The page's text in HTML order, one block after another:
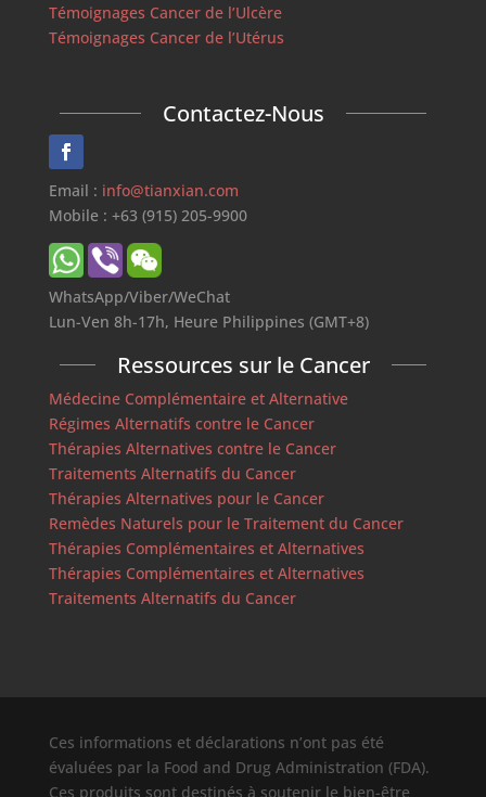
Témoignages Cancer de l’Ulcère
Témoignages Cancer de l’Utérus
Contactez-Nous
Email : info@tianxian.com
Mobile : +63 (915) 205-9900
WhatsApp/Viber/WeChat
Lun-Ven 8h-17h, Heure Philippines (GMT+8)
Ressources sur le Cancer
Médecine Complémentaire et Alternative
Régimes Alternatifs contre le Cancer
Thérapies Alternatives contre le Cancer
Traitements Alternatifs du Cancer
Thérapies Alternatives pour le Cancer
Remèdes Naturels pour le Traitement du Cancer
Thérapies Complémentaires et Alternatives
Thérapies Complémentaires et Alternatives
Traitements Alternatifs du Cancer
Ces informations et déclarations n’ont pas été
évaluées par la Food and Drug Administration (FDA).
Ces produits sont destinés à soutenir le bien-être